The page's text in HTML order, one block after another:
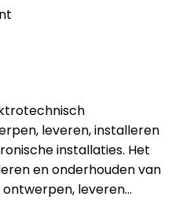
leveren, installeren
installaties. Het
en onderhouden van
leveren...